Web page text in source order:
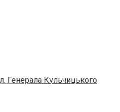
Генерала Кульчицького